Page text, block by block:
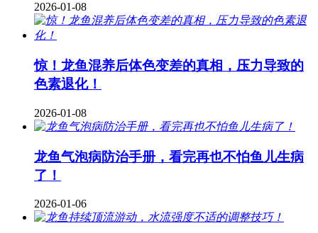
2026-01-08
惊！龙鱼混养后体色变差的真相，压力导致的
色素退化！
2026-01-08
龙鱼气泡病防治手册，看完再也不怕鱼儿生病
了！
2026-01-06